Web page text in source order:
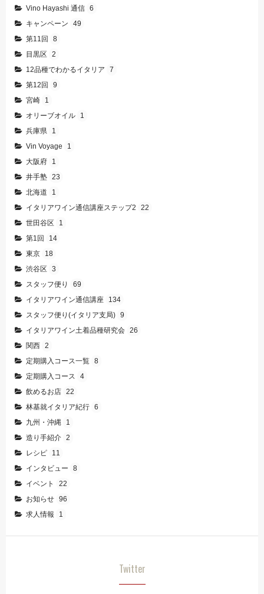
Vino Hayashi 通信 6
キャンペーン
49
第11回
8
目黒区
2
12品種でわかるイタリア
7
第12回
9
宮崎
1
オリーブオイル
1
兵庫県
1
Vin Voyage
1
大阪府
1
井手塾 23
北海道
1
イタリアワイン通信講座ステップ2
22
世田谷区
1
第1回
14
東京
18
渋谷区
3
スタッフ便り
69
イタリアワイン通信講座
134
スタッフ便り(イタリア支局) 9
イタリアワイン土着品種研究会 26
関西 2
定期購入コース一覧 8
定期購入コース
4
飲めるお店 22
林基就イタリア紀行 6
九州・沖縄
1
造り手紹介 2
レシピ
11
インタビュー
8
イベント
22
お知らせ 96
求人情報
1
Twitter